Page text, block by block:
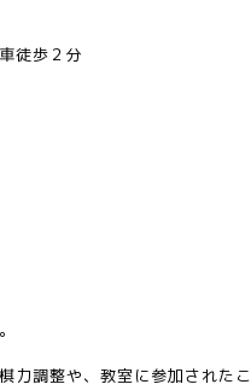
徒歩２分
力調整や、教室に参加されたこ